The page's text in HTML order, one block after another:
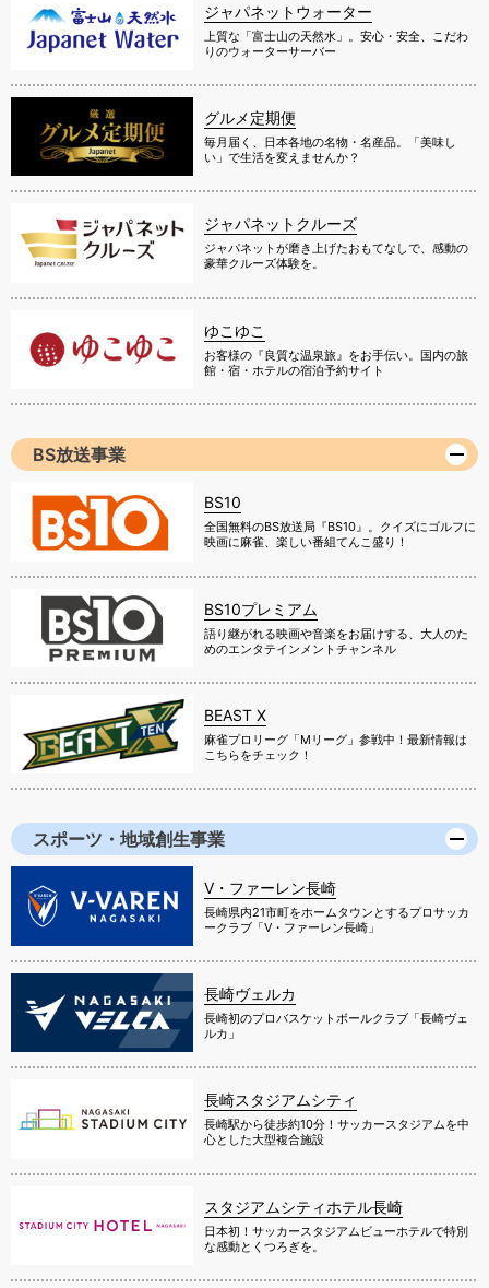
ジャパネットウォーター
上質な「富士山の天然水」。安心・安全、こだわ
りのウォーターサーバー
グルメ定期便
毎月届く、日本各地の名物・名産品。「美味し
い」で生活を変えませんか？
ジャパネットクルーズ
ジャパネットが磨き上げたおもてなしで、感動の
豪華クルーズ体験を。
ゆこゆこ
お客様の『良質な温泉旅』をお手伝い。国内の旅
館・宿・ホテルの宿泊予約サイト
BS放送事業
BS10
全国無料のBS放送局『BS10』。クイズにゴルフに
映画に麻雀、楽しい番組てんこ盛り！
BS10プレミアム
語り継がれる映画や音楽をお届けする、大人のた
めのエンタテインメントチャンネル
BEAST X
麻雀プロリーグ「Mリーグ」参戦中！最新情報は
こちらをチェック！
スポーツ・地域創生事業
V・ファーレン長崎
長崎県内21市町をホームタウンとするプロサッカ
ークラブ「V・ファーレン長崎」
長崎ヴェルカ
長崎初のプロバスケットボールクラブ「長崎ヴェ
ルカ」
長崎スタジアムシティ
長崎駅から徒歩約10分！サッカースタジアムを中
心とした大型複合施設
スタジアムシティホテル長崎
日本初！サッカースタジアムビューホテルで特別
な感動とくつろぎを。